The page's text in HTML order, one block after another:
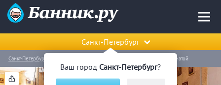
Ваш город Санкт-Петербург?
Санкт-Петербург
Санкт-Петербург Баня на дровах с детской комнатой